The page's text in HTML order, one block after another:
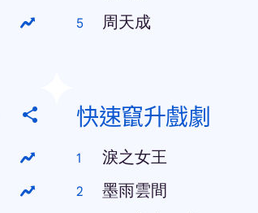
周天成
快速竄升戲劇
淚之女王
墨雨雲間